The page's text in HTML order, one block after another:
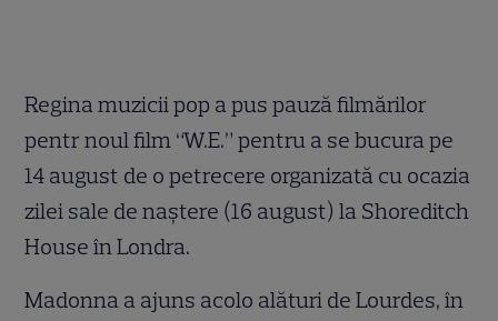
Regina muzicii pop a pus pauză filmărilor
pentr noul film “W.E.” pentru a se bucura pe
14 august de o petrecere organizată cu ocazia
zilei sale de naştere (16 august) la Shoreditch
House în Londra.
Madonna a ajuns acolo alături de Lourdes, în